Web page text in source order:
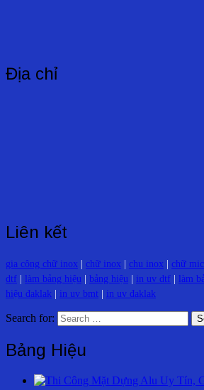
Địa chỉ
Liên kết
gia công chữ inox chữ inox chu inox chữ
dtf
làm bảng hiệu bảng hiệu in uv dtf làm
hiệu đaklak
in uv bmt in uv đaklak
Search for:
Bảng Hiệu